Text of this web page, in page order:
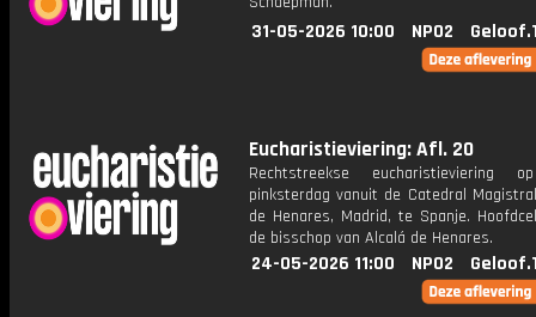
31-05-2026 10:00 NPO2
Eucharistieviering: Afl. 20
Rechtstreekse eucharistieviering
pinksterdag vanuit de Catedral
de Henares, Madrid, te Spanje.
de bisschop van Alcalá de Henares.
24-05-2026 11:00 NPO2